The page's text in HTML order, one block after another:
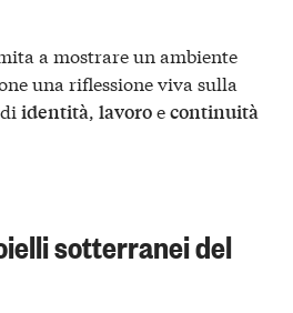
a mostrare un ambiente
una riflessione viva sulla
identità, lavoroecontinuità
sotterranei del